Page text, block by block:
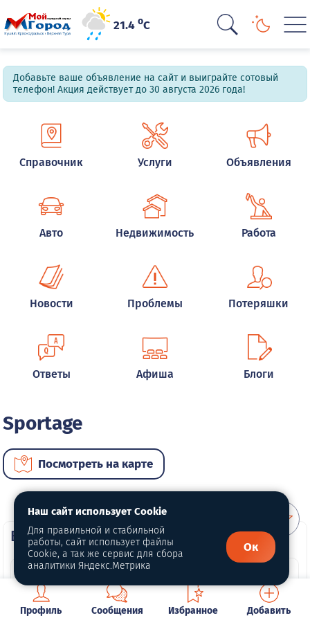
21.4oC
Добавьте ваше объявление на сайт и выиграйте сотовый
телефон! Акция действует до 30 августа 2026 года!
Справочник Услуги Объявления
Авто Недвижимость Работа
Новости Проблемы Потеряшки
Ответы Афиша Блоги
Sportage
Посмотреть на карте
ВИП автомобили
Профиль Сообщения Избранное Добавить
Наш сайт использует Cookie
Для правильной и стабильной
работы, сайт использует файлы
Cookie, а так же сервис для сбора
аналитики Яндекс.Метрика
Ок